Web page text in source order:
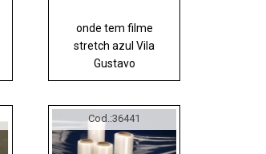
onde tem filme
stretch azul Vila
Gustavo
Cod.:36441